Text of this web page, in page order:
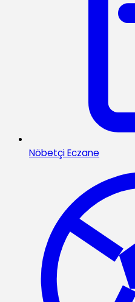
Nöbetçi Eczane